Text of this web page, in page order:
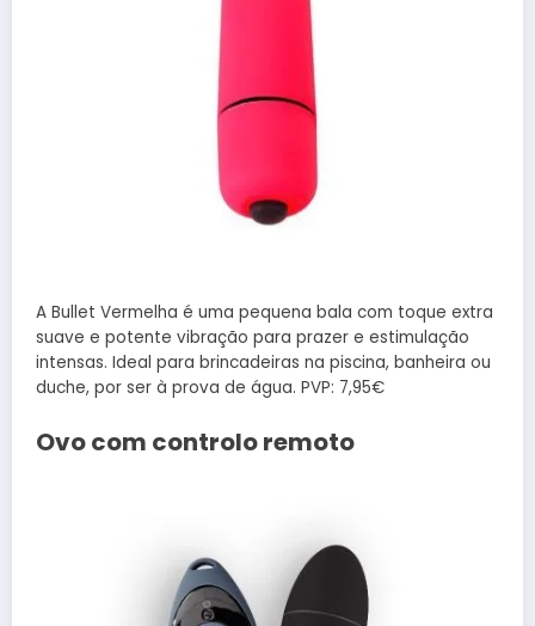
A Bullet Vermelha é uma pequena bala com toque extra
suave e potente vibração para prazer e estimulação
intensas. Ideal para brincadeiras na piscina, banheira ou
duche, por ser à prova de água. PVP: 7,95€
Ovo com controlo remoto